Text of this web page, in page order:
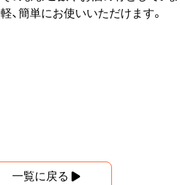
軽、簡単にお使いいただけます。
一覧に戻る